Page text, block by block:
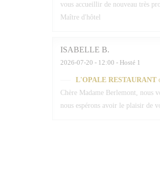
vous accueillir de nouveau très
Maître d'hôtel
ISABELLE B
2026-07-20 - 12:00 - Hosté 1
L'OPALE RESTAURANT
Chère Madame Berlemont, nous
nous espérons avoir le plaisir de